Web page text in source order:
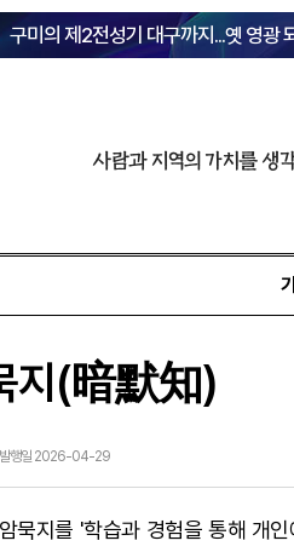
구미의 제2전성기 대구까지...옛 영광
사람과 지역의 가치를 생
지(暗默知)
행일 2026-04-29
묵지를 '학습과 경험을 통해 개